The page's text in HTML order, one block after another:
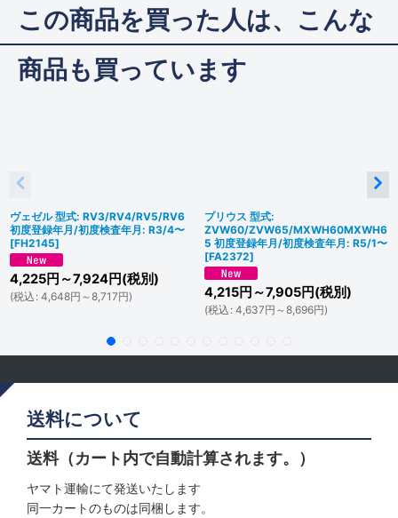
この商品を買った人は、こんな
商品も買っています
ヴェゼル 型式: RV3/RV4/RV5/RV6
初度登録年月/初度検査年月: R3/4〜
[FH2145]
4,225円 ～7,924円(税別)
(税込 : 4,648円 ～8,717円)
プリウス 型式:
ZVW60/ZVW65/MXWH60MXWH6
5 初度登録年月/初度検査年月: R5/1〜
[FA2372]
4,215円 ～7,905円(税別)
(税込 : 4,637円 ～8,696円)
送料について
送料（カート内で自動計算されます。）
ヤマト運輸にて発送いたします
同一カートのものは同梱します。